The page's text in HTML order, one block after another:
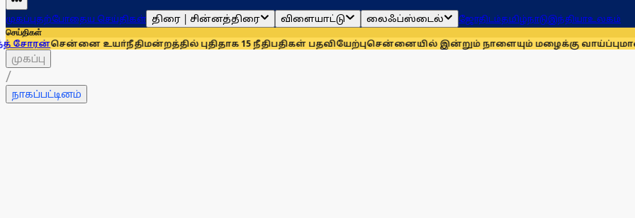
முகப்புதற்போதைய செய்திகள் திரை | சின்னத்திரை விளையாட்டு லைஃப்ஸ்டைல் ஜோதிடம்தமிழ்நாடுஇந்தியாஉலகம்
செய்திகள்
உயா்நீதிமன்றத்தில் புதிதாக 15 நீதிபதிகள் பதவியேற்புசென்னையில் இன்றும் நாளையும் மழைக்கு வாய்ப்பு
முகப்பு
/
நாகப்பட்டினம்